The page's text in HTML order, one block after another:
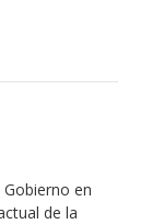
en
de la